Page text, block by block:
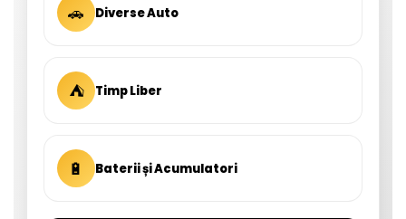
🚗 Diverse Auto
⛺ Timp Liber
🔋 Baterii și Acumulatori